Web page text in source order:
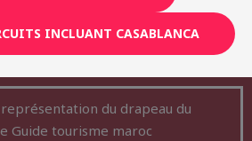
INCLUANT CASABLANCA